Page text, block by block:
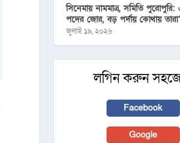
সিনেমায় নামমাত্র, সমিতি
পদের জোর, বড় পর্দায় কোথায়
জুলাই ১৯, ২০২৬
লগিন করুন
Facebook
Google